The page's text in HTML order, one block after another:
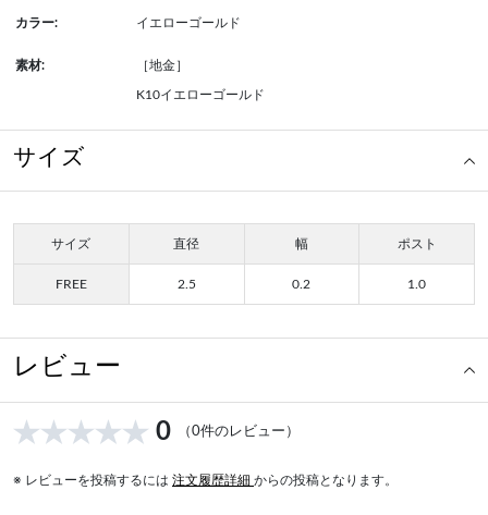
カラー: イエローゴールド
素材: ［地金］
K10イエローゴールド
サイズ
サイズ 直径 幅 ポスト
FREE 2.5 0.2 1.0
レビュー
0 （0件のレビュー）
※ レビューを投稿するには 注文履歴詳細 からの投稿となります。